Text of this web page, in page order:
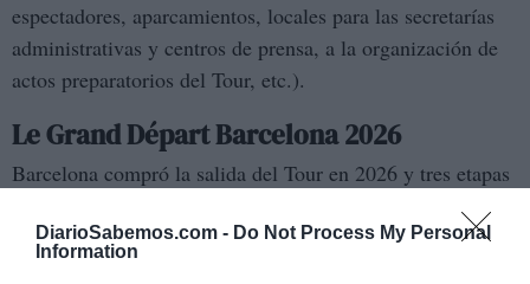
DiarioSabemos.com - Do Not Process My Personal
Information
espectadores, aparcamientos, locales para las secretarías
administrativas y centros de prensa, a la organización de
actos preparatorios del Tour, etc.).
Le Grand Départ Barcelona 2026
Barcelona compró la salida del Tour en 2026 y tres etapas
por Catalunya, el acuerdo lo anunció el alcalde, Jaume
Collboni (PSC), el 18 de junio de 2024. El Ajuntament,